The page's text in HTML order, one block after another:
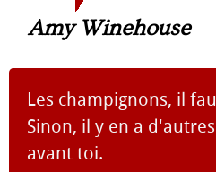
Amy Winehouse
Les champignons, il
Sinon, il y en a
avant toi.